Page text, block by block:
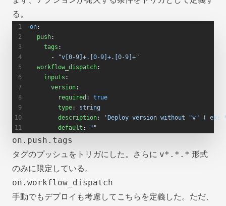
る。
on:
  push
:
    tags
:
      -
"v[0-9]+.[0-9]+.[0-9]+"
  workflow_dispatch
:
    inputs
:
      version
:
        required
: true
        type
: string
        description
:
'Deploy version without "v" (
        default
: ""
on.push.tags
タグのプッシュをトリガにした。さらに v*.*.* 形式
のみに限定している。
on.workflow_dispatch
手動でもデプロイも考慮してこちらを定義した。ただ、